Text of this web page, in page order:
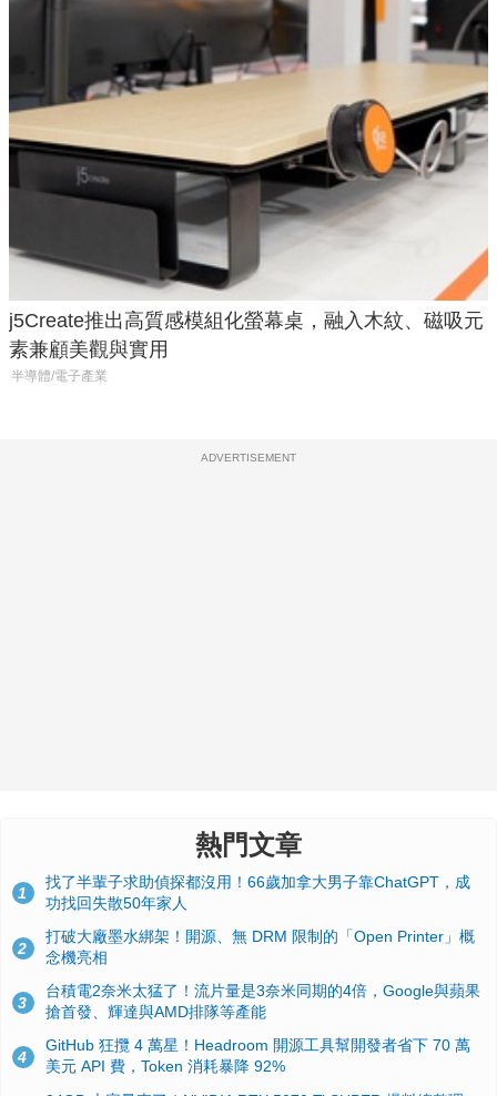
j5Create推出高質感模組化螢幕桌，融入木紋、磁吸元
素兼顧美觀與實用
半導體/電子產業
ADVERTISEMENT
熱門文章
1
找了半輩子求助偵探都沒用！66歲加拿大男子靠ChatGPT，成
功找回失散50年家人
2
打破大廠墨水綁架！開源、無 DRM 限制的「Open Printer」概
念機亮相
3
台積電2奈米太猛了！流片量是3奈米同期的4倍，Google與蘋果
搶首發、輝達與AMD排隊等產能
4
GitHub 狂攬 4 萬星！Headroom 開源工具幫開發者省下 70 萬
美元 API 費，Token 消耗暴降 92%